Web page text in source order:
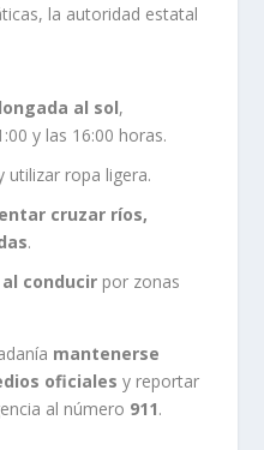
la autoridad estatal
al sol,
y las 16:00 horas.
utilizar ropa ligera.
cruzar ríos,
.
conducir por zonas
mantenerse
oficiales y reportar
al número 911.